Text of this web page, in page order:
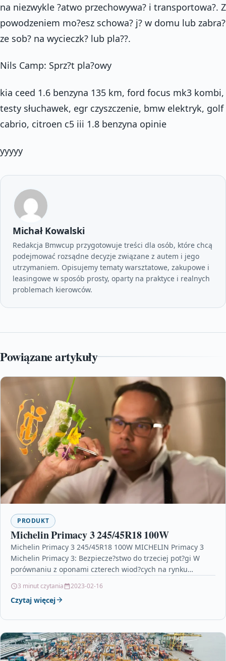
na niezwykle ?atwo przechowywa? i transportowa?. Z
powodzeniem mo?esz schowa? j? w domu lub zabra?
ze sob? na wycieczk? lub pla??.
Nils Camp: Sprz?t pla?owy
kia ceed 1.6 benzyna 135 km, ford focus mk3 kombi,
testy słuchawek, egr czyszczenie, bmw elektryk, golf
cabrio, citroen c5 iii 1.8 benzyna opinie
yyyyy
Michał Kowalski
Redakcja Bmwcup przygotowuje treści dla osób, które chcą
podejmować rozsądne decyzje związane z autem i jego
utrzymaniem. Opisujemy tematy warsztatowe, zakupowe i
leasingowe w sposób prosty, oparty na praktyce i realnych
problemach kierowców.
Powiązane artykuły
PRODUKT
Michelin Primacy 3 245/45R18 100W
Michelin Primacy 3 245/45R18 100W MICHELIN Primacy 3
Michelin Primacy 3: Bezpiecze?stwo do trzeciej pot?gi W
porównaniu z oponami czterech wiod?cych na rynku
3 minut czytania 2023-02-16
Czytaj więcej